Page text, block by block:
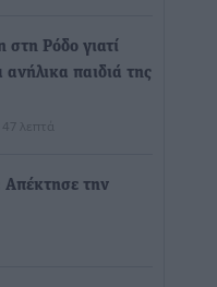
Ρόδο γιατί
ανήλικα παιδιά της
47 λεπτά
Απέκτησε την